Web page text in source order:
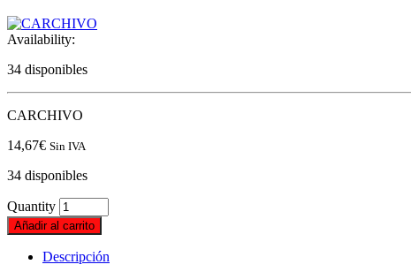
Availability:
34 disponibles
CARCHIVO
14,67€ Sin IVA
34 disponibles
Quantity
Añadir al carrito
Descripción